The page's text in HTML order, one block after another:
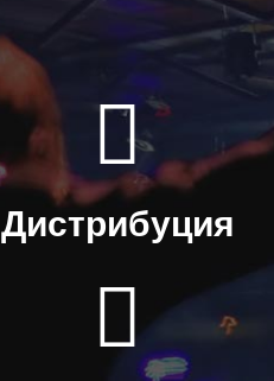
Дистрибуция